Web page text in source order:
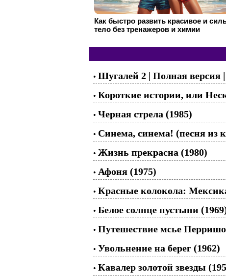
Как быстро развить красивое и
тело без тренажеров и химии
• Шугалей 2 | Полная версия
• Короткие истории, или
• Черная стрела (1985)
• Синема, синема! (песня из
• Жизнь прекрасна (1980)
• Афоня (1975)
• Красные колокола:
• Белое солнце пустыни
• Путешествие мсье
• Увольнение на берег (1962)
• Кавалер золотой звезды